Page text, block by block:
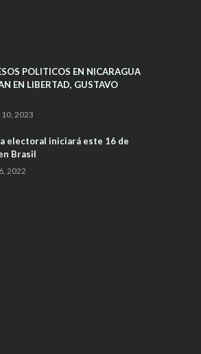
POLITICOS EN NICARAGUA
EN LIBERTAD, GUSTAVO
2023
electoral iniciará este 16 de
Brasil
2022